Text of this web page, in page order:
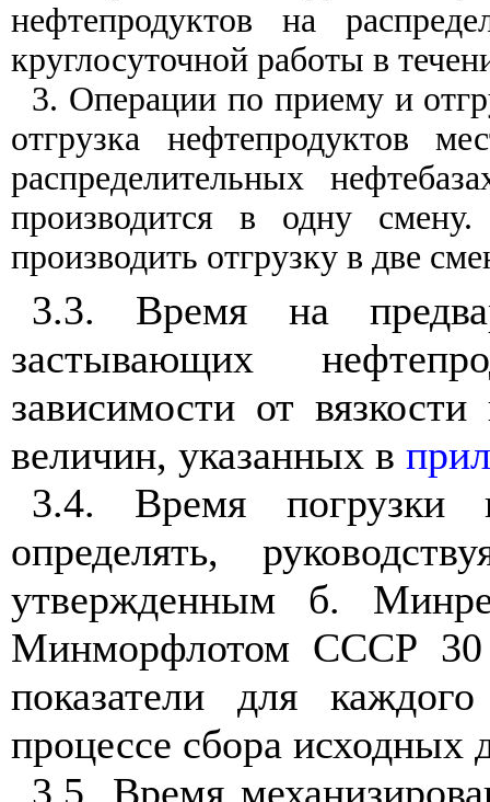
нефтепродуктов на
круглосуточной работы в
3. Операции по приему и
отгрузка нефтепродуктов
распределительных
производится в одну смену.
производить отгрузку в две
3.3. Время на
застывающих
зависимости от
величин, указанных в
3.4. Время погрузки
определять,
утвержденным б.
Минморфлотом СССР 30
показатели для
процессе сбора исходных
3.5. Время